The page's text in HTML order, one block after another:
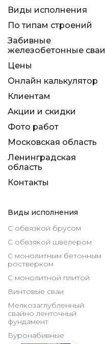
Виды исполнения
По типам строений
Забивные
железобетонные сваи
Цены
Онлайн калькулятор
Клиентам
Акции и скидки
Фото работ
Московская область
Ленинградская
область
Контакты
Виды исполнения
С обвязкой брусом
С обвзякой швелером
С монолитным бетонным
ростверком
С монолитной плитой
Винтовые сваи
Мелкозаглубленный
свайно ленточный
фундамент
Буронабивные